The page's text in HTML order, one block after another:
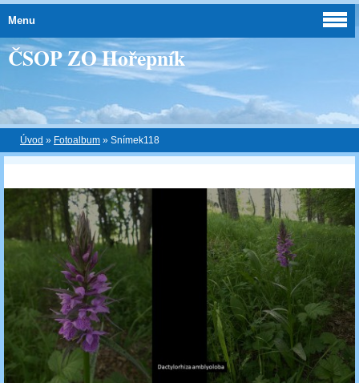
ČSOP ZO Hořepník
Úvod » Fotoalbum » Snímek118
Menu